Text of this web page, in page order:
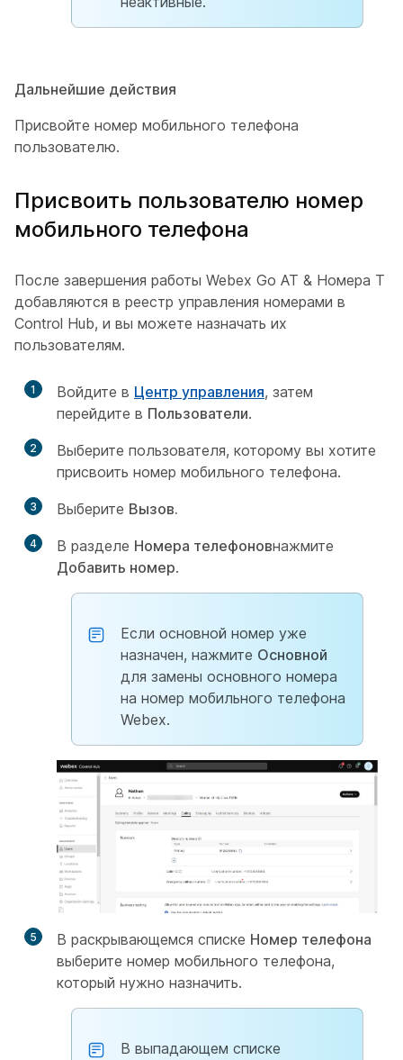
Дальнейшие действия
Присвойте номер мобильного телефона
пользователю.
Присвоить пользователю номер
мобильного телефона
После завершения работы Webex Go AT & Номера T
добавляются в реестр управления номерами в
Control Hub, и вы можете назначать их
пользователям.
1 Войдите в Центр управления, затем
перейдите в Пользователи.
2
Выберите пользователя, которому вы хотите
присвоить номер мобильного телефона.
3 Выберите Вызов.
4 В разделе Номера телефоновнажмите
Добавить номер.
Если основной номер уже
назначен, нажмите Основной
для замены основного номера
на номер мобильного телефона
Webex.
5 В раскрывающемся списке Номер телефона
выберите номер мобильного телефона,
который нужно назначить.
В выпадающем списке